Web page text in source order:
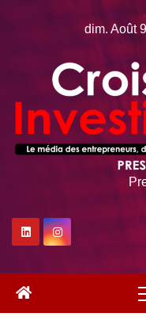
dim. Août